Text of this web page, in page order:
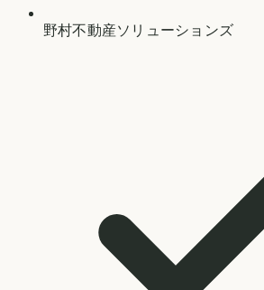
野村不動産ソリューションズ